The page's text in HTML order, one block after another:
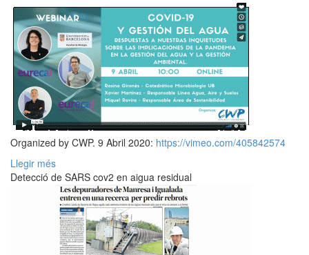
Organized by CWP. 9 Abril 2020: https://vimeo.com/405842574
Llegir més
Detecció de SARS cov2 en aigua residual